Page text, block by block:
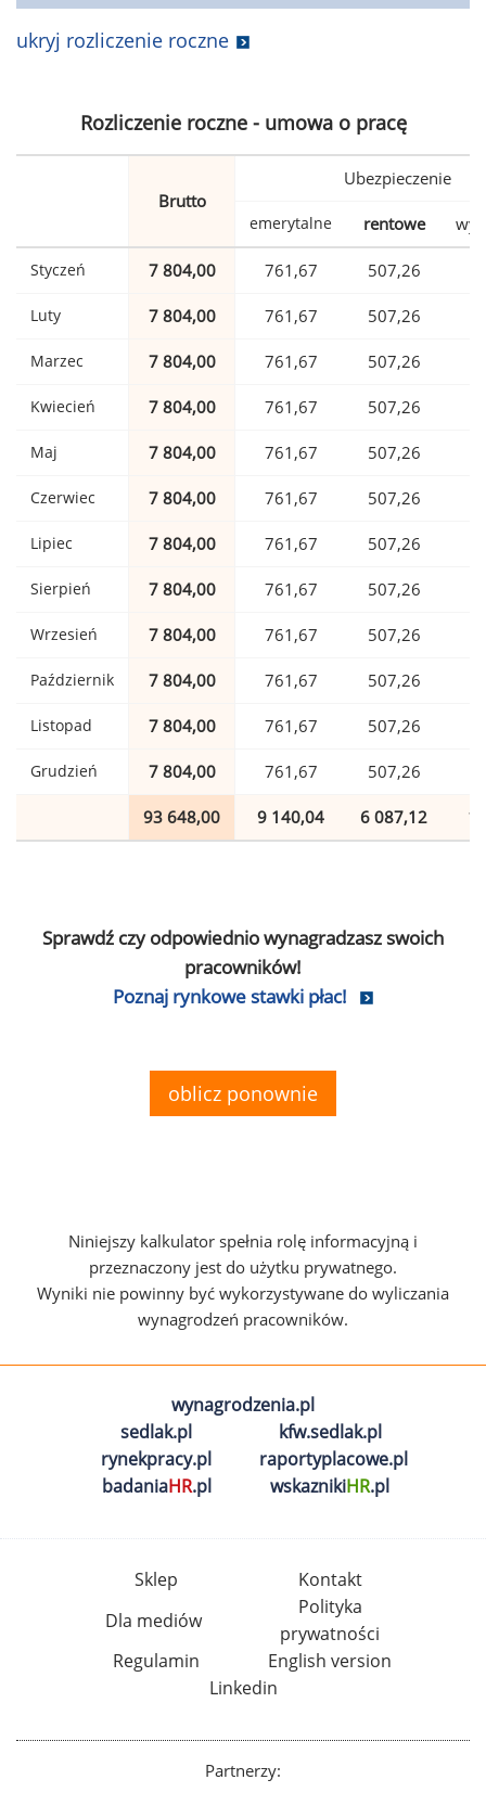
ukryj rozliczenie roczne
Rozliczenie roczne - umowa o pracę
Brutto
Ubezpieczenie
emerytalne rentowe
Styczeń 7 804,00 761,67 507,26
Luty 7 804,00 761,67 507,26
Marzec 7 804,00 761,67 507,26
Kwiecień 7 804,00 761,67 507,26
Maj 7 804,00 761,67 507,26
Czerwiec 7 804,00 761,67 507,26
Lipiec 7 804,00 761,67 507,26
Sierpień 7 804,00 761,67 507,26
Wrzesień 7 804,00 761,67 507,26
Październik 7 804,00 761,67 507,26
Listopad 7 804,00 761,67 507,26
Grudzień 7 804,00 761,67 507,26
93 648,00 9 140,04 6 087,12 1
Sprawdź czy odpowiednio wynagradzasz swoich
pracowników!
Poznaj rynkowe stawki płac!
oblicz ponownie
Niniejszy kalkulator spełnia rolę informacyjną i
przeznaczony jest do użytku prywatnego.
Wyniki nie powinny być wykorzystywane do wyliczania
wynagrodzeń pracowników.
wynagrodzenia.pl
sedlak.pl
kfw.sedlak.pl
rynekpracy.pl
raportyplacowe.pl
badaniaHR.pl wskaznikiHR.pl
Sklep
Kontakt
Dla mediów
Polityka
prywatności
Regulamin
English version
Linkedin
Partnerzy: